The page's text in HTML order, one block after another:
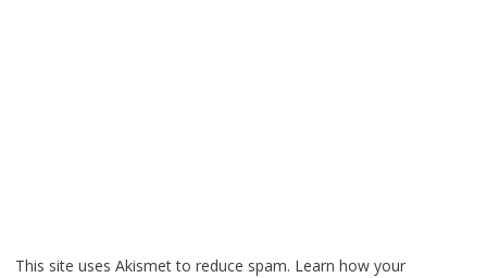
This site uses Akismet to reduce spam. Learn how your